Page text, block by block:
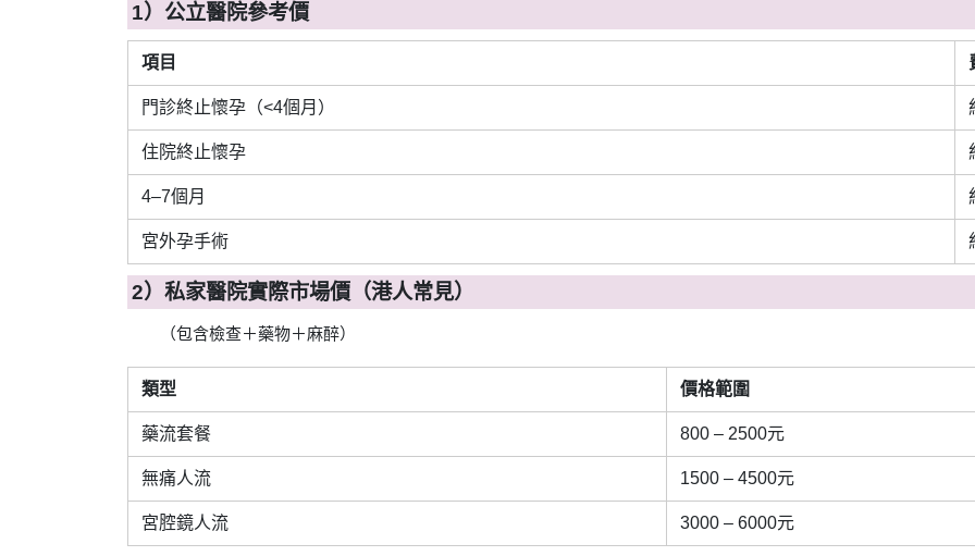
1）公立醫院參考價
項目
門診終止懷孕（<4個月）
住院終止懷孕
4–7個月
宮外孕手術
2）私家醫院實際市場價（港人常見）
（包含檢查＋藥物＋麻醉）
類型 價格範圍
藥流套餐 800 – 2500元
無痛人流 1500 – 4500元
宮腔鏡人流 3000 – 6000元